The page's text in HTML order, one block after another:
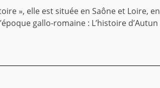
», elle est située en Saône et Loire, en
gallo-romaine : L’histoire d’Autun